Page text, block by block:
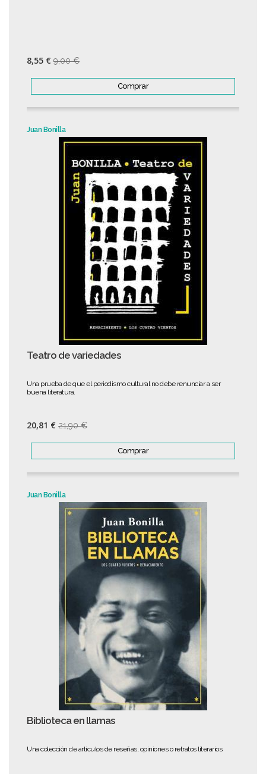
8,55 € 9,00 €
Comprar
Juan Bonilla
Teatro de variedades
Una prueba de que el periodismo cultural no debe renunciar a ser
buena literatura.
20,81 € 21,90 €
Comprar
Juan Bonilla
Biblioteca en llamas
Una colección de artículos de reseñas, opiniones o retratos literarios